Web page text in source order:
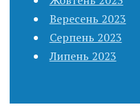
Вересень 2023
Серпень 2023
Липень 2023